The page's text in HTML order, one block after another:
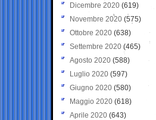
Dicembre 2020 (619)
Novembre 2020 (575)
Ottobre 2020 (638)
Settembre 2020(465)
Agosto 2020 (588)
Luglio 2020 (597)
Giugno 2020 (580)
Maggio 2020 (618)
Aprile 2020 (643)